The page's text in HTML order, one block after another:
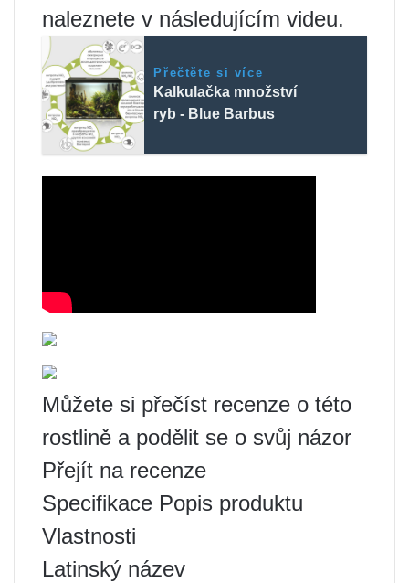
naleznete v následujícím videu.
Přečtěte si více
Kalkulačka množství
ryb - Blue Barbus
Můžete si přečíst recenze o této
rostlině a podělit se o svůj názor
Přejít na recenze
Specifikace Popis produktu
Vlastnosti
Latinský název